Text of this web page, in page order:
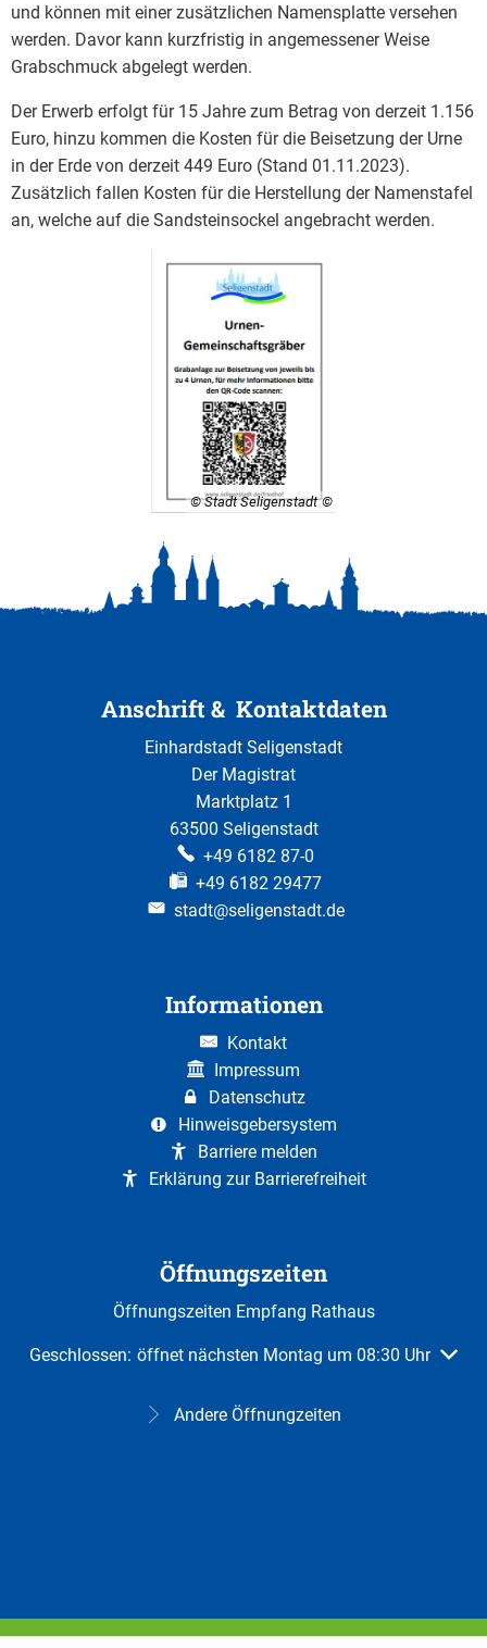
und können mit einer zusätzlichen Namensplatte versehen
werden. Davor kann kurzfristig in angemessener Weise
Grabschmuck abgelegt werden.
Der Erwerb erfolgt für 15 Jahre zum Betrag von derzeit 1.156
Euro, hinzu kommen die Kosten für die Beisetzung der Urne
in der Erde von derzeit 449 Euro (Stand 01.11.2023).
Zusätzlich fallen Kosten für die Herstellung der Namenstafel
an, welche auf die Sandsteinsockel angebracht werden.
© Stadt Seligenstadt
Anschrift & Kontaktdaten
Einhardstadt Seligenstadt
Der Magistrat
Marktplatz 1
63500 Seligenstadt
+49 6182 87-0
+49 6182 29477
stadt@seligenstadt.de
Informationen
Kontakt
Impressum
Datenschutz
Hinweisgebersystem
Barriere melden
Erklärung zur Barrierefreiheit
Öffnungszeiten
Öffnungszeiten Empfang Rathaus
Klicken, um weitere Öffnungs- oder Schließzeiten
Geschlossen: öffnet nächsten Montag um 08:30 Uhr
Andere Öffnungzeiten